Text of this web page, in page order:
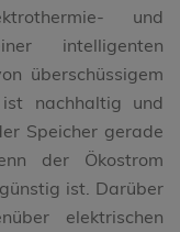
und
intelligenten
überschüssigem
nachhaltig und
Speicher gerade
der Ökostrom
ist. Darüber
elektrischen